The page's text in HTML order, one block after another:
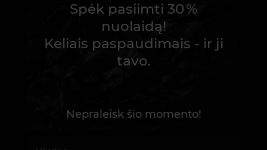
Spėk pasiimti 30 %
nuolaidą!
Keliais paspaudimais - ir ji
tavo.
Nepraleisk šio momento!